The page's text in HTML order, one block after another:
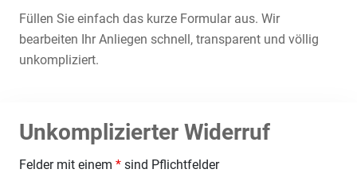
Füllen Sie einfach das kurze Formular aus. Wir
bearbeiten Ihr Anliegen schnell, transparent und völlig
unkompliziert.
Unkomplizierter Widerruf
Felder mit einem * sind Pflichtfelder